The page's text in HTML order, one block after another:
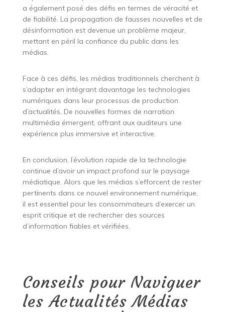
a également posé des défis en termes de véracité et
de fiabilité. La propagation de fausses nouvelles et de
désinformation est devenue un problème majeur,
mettant en péril la confiance du public dans les
médias.
Face à ces défis, les médias traditionnels cherchent à
s’adapter en intégrant davantage les technologies
numériques dans leur processus de production
d’actualités. De nouvelles formes de narration
multimédia émergent, offrant aux auditeurs une
expérience plus immersive et interactive.
En conclusion, l’évolution rapide de la technologie
continue d’avoir un impact profond sur le paysage
médiatique. Alors que les médias s’efforcent de rester
pertinents dans ce nouvel environnement numérique,
il est essentiel pour les consommateurs d’exercer un
esprit critique et de rechercher des sources
d’information fiables et vérifiées.
Conseils pour Naviguer
les Actualités Médias